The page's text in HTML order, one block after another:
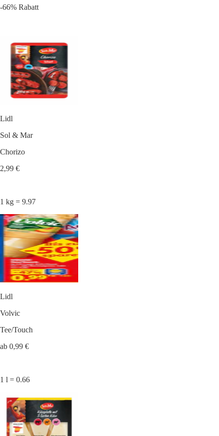
-66% Rabatt
Lidl
Sol & Mar
Chorizo
2,99 €
1 kg = 9.97
Lidl
Volvic
Tee/Touch
ab 0,99 €
1 l = 0.66